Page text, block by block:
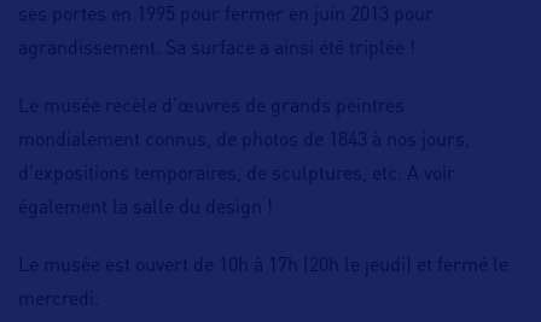
ses portes en 1995 pour fermer en juin 2013 pour
agrandissement. Sa surface a ainsi été triplée !
Le musée recèle d’œuvres de grands peintres
mondialement connus, de photos de 1843 à nos jours,
d’expositions temporaires, de sculptures, etc. A voir
également la salle du design !
Le musée est ouvert de 10h à 17h (20h le jeudi) et fermé le
mercredi.